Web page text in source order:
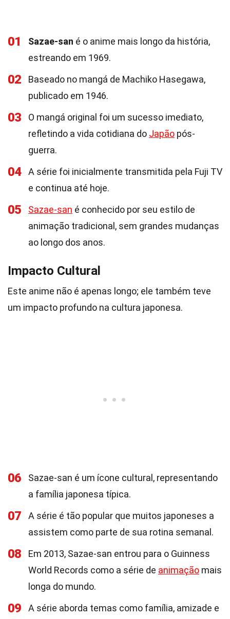
01 Sazae-san é o anime mais longo da história,
estreando em 1969.
02
Baseado no mangá de Machiko Hasegawa,
publicado em 1946.
03
O mangá original foi um sucesso imediato,
refletindo a vida cotidiana do Japão pós-
guerra.
04
A série foi inicialmente transmitida pela Fuji TV
e continua até hoje.
05 Sazae-san é conhecido por seu estilo de
animação tradicional, sem grandes mudanças
ao longo dos anos.
Impacto Cultural
Este anime não é apenas longo; ele também teve
um impacto profundo na cultura japonesa.
06
Sazae-san é um ícone cultural, representando
a família japonesa típica.
07
A série é tão popular que muitos japoneses a
assistem como parte de sua rotina semanal.
08
Em 2013, Sazae-san entrou para o Guinness
World Records como a série de animação mais
longa do mundo.
09 A série aborda temas como família, amizade e